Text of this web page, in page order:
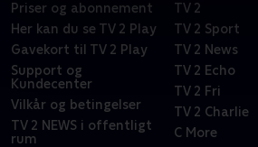
Priser og abonnement
Her kan du se TV 2 Play
Gavekort til TV 2 Play
Support og
Kundecenter
Vilkår og betingelser
TV 2 NEWS i offentligt
rum
TV 2
TV 2 Sport
TV 2 News
TV 2 Echo
TV 2 Fri
TV 2 Charlie
C More